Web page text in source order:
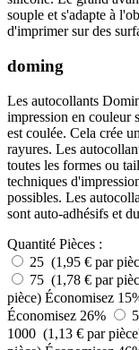
souple et s'adapte à
d'imprimer sur des
doming
Les autocollants
impression en couleur
est coulée. Cela crée
rayures. Les
toutes les formes ou
techniques
possibles. Les
sont auto-adhésifs et
Quantité Pièces :
25 (1,95 € par
75 (1,78 € par
pièce) Économisez
Économisez 26%
1000 (1,13 € par